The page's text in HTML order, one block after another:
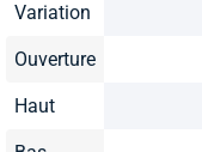
Variation
Ouverture
Haut